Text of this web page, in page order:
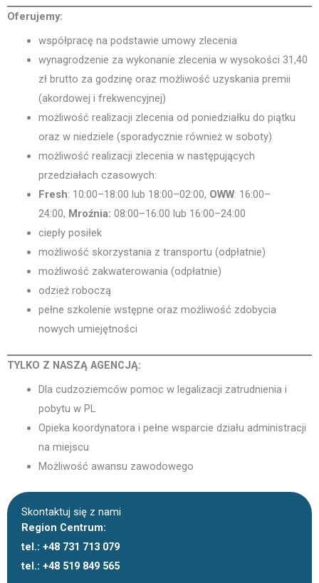
Oferujemy:
współpracę na podstawie umowy zlecenia
wynagrodzenie za wykonanie zlecenia w wysokości 31,40
zł brutto za godzinę oraz możliwość uzyskania premii
(akordowej i frekwencyjnej)
możliwość realizacji zlecenia od poniedziałku do piątku
oraz w niedziele (sporadycznie również w soboty)
możliwość realizacji zlecenia w następujących
przedziałach czasowych:
Fresh: 10:00–18:00 lub 18:00–02:00, OWW: 16:00–
24:00, Mroźnia: 08:00–16:00 lub 16:00–24:00
ciepły posiłek
możliwość skorzystania z transportu (odpłatnie)
możliwość zakwaterowania (odpłatnie)
odzież roboczą
pełne szkolenie wstępne oraz możliwość zdobycia
nowych umiejętności
TYLKO Z NASZĄ AGENCJĄ:
Dla cudzoziemców pomoc w legalizacji zatrudnienia i
pobytu w PL
Opieka koordynatora i pełne wsparcie działu administracji
na miejscu
Możliwość awansu zawodowego
Skontaktuj się z nami
Region Centrum:
tel.: +48 731 713 079
tel.: +48 519 849 565